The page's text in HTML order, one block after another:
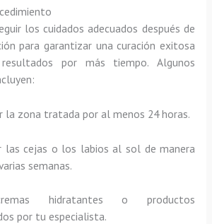
los cuidados adecuados después de
para garantizar una curación exitosa
por más tiempo. Algunos
la zona tratada por al menos 24 horas.
las cejas o los labios al sol de manera
semanas.
hidratantes o productos
por tu especialista.